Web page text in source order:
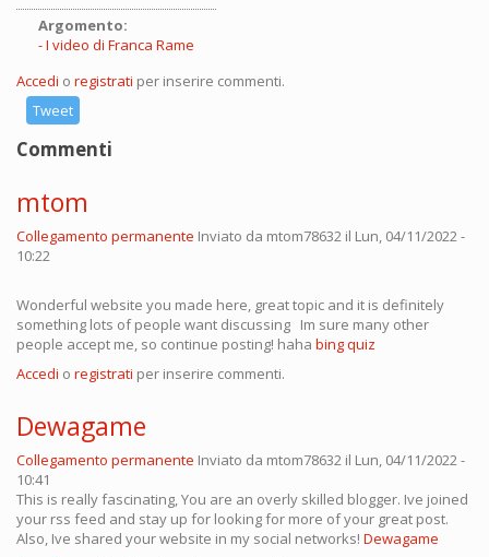
Argomento:
I video di Franca Rame
Accedi o registrati per inserire commenti.
Tweet
Commenti
mtom
Collegamento permanente Inviato da mtom78632 il Lun, 04/11/2022 -
10:22
Wonderful website you made here, great topic and it is definitely
something lots of people want discussing Im sure many other
people accept me, so continue posting! haha bing quiz
Accedi o registrati per inserire commenti.
Dewagame
Collegamento permanente Inviato da mtom78632 il Lun, 04/11/2022 -
10:41
This is really fascinating, You are an overly skilled blogger. Ive joined
your rss feed and stay up for looking for more of your great post.
Also, Ive shared your website in my social networks! Dewagame